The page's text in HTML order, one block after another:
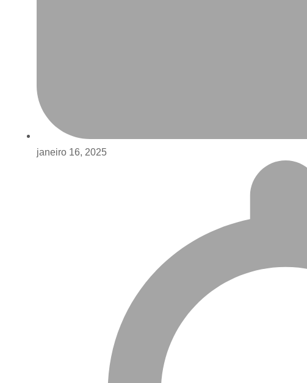
janeiro 16, 2025